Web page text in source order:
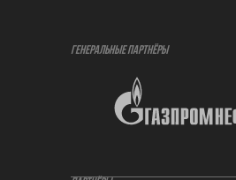
ГЕНЕРАЛЬНЫЕ ПАРТНЁРЫ